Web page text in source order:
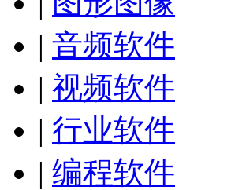
| 音频软件
| 视频软件
| 行业软件
| 编程软件